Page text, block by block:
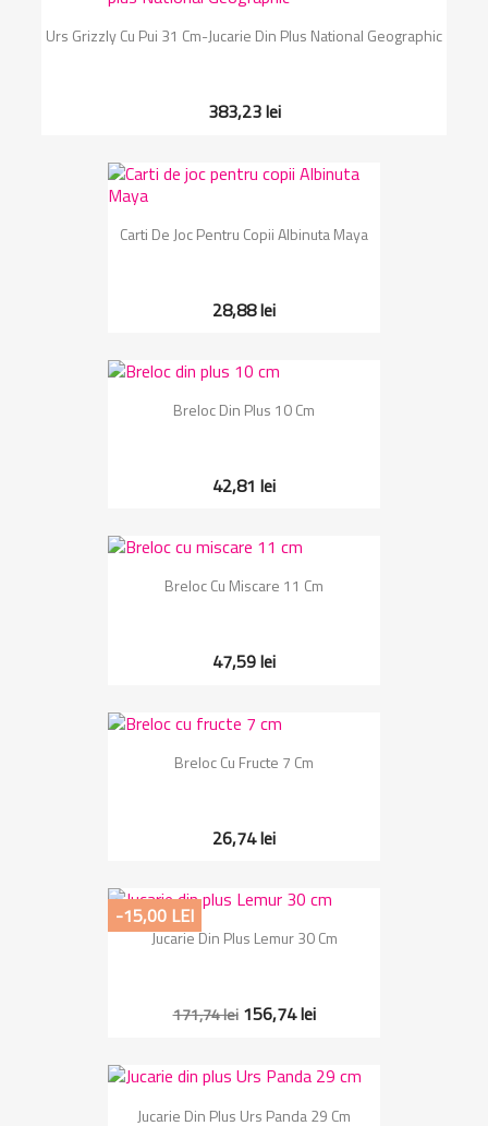
Urs Grizzly Cu Pui 31 Cm-Jucarie Din Plus National Geographic
383,23 lei
Carti De Joc Pentru Copii Albinuta Maya
28,88 lei
Breloc Din Plus 10 Cm
42,81 lei
Breloc Cu Miscare 11 Cm
47,59 lei
Breloc Cu Fructe 7 Cm
26,74 lei
Jucarie Din Plus Lemur 30 Cm
171,74 lei 156,74 lei
-15,00 LEI
Jucarie Din Plus Urs Panda 29 Cm